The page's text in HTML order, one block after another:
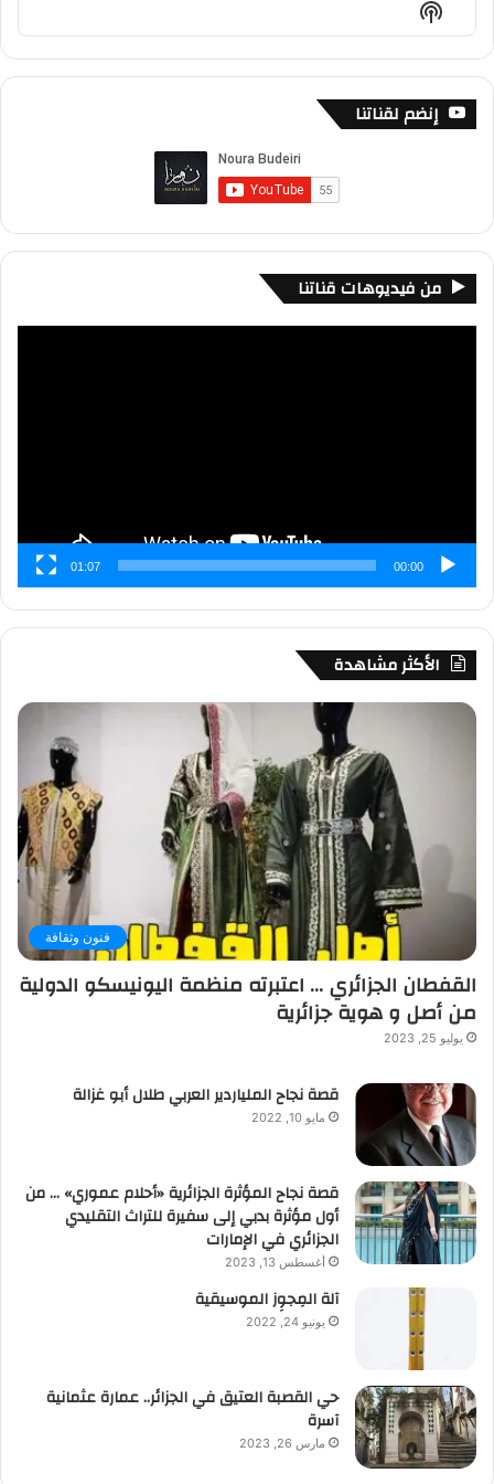
Show
Podcast
Information
إنضم لقناتنا
من فيديوهات قناتنا
00:00
01:07
الأكثر مشاهدة
فنون وثقافة
القفطان الجزائري … اعتبرته منظمة اليونيسكو الدولية
من أصل و هوية جزائرية
يوليو 25, 2023
قصة نجاح الملياردير العربي طلال أبو غزالة
مايو 10, 2022
قصة نجاح المؤثرة الجزائرية «أحلام عموري» … من
أول مؤثرة بدبي إلى سفيرة للتراث التقليدي
الجزائري في الإمارات
أغسطس 13, 2023
آلة المِجوِز الموسيقية‎‎
يونيو 24, 2022
حي القصبة العتيق في الجزائر.. عمارة عثمانية
آسرة
مارس 26, 2023